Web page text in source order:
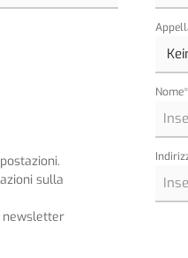
sulla
newsletter
Nome*